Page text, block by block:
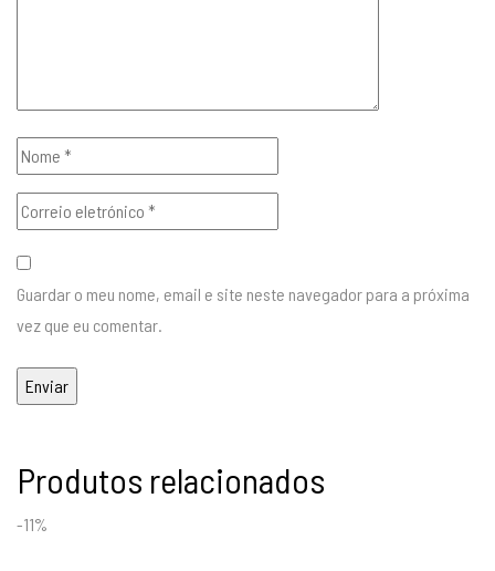
Guardar o meu nome, email e site neste navegador para a próxima
vez que eu comentar.
Produtos relacionados
-11%